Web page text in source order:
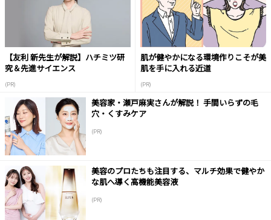
【友利 新先生が解説】ハチミツ研
究＆先進サイエンス
(PR)
肌が健やかになる環境作りこそが美
肌を手に入れる近道
(PR)
美容家・瀬戸麻実さんが解説！ 手間いらずの毛
穴・くすみケア
(PR)
美容のプロたちも注目する、マルチ効果で健やか
な肌へ導く高機能美容液
(PR)